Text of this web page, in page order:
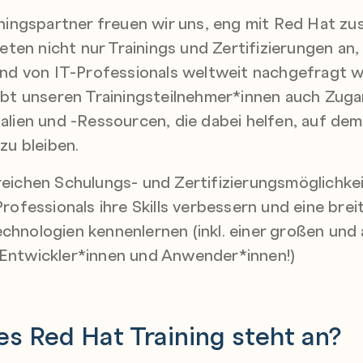
freuen wir uns, eng mit Red Hat
nicht nur Trainings und Zertifizierungen
von IT-Professionals weltweit nachgefragt
unseren Trainingsteilnehmer*innen auch
und -Ressourcen, die dabei helfen, auf
bleiben.
Schulungs- und
ihre Skills verbessern und eine
kennenlernen (inkl. einer großen und
und Anwender*innen!)
Red Hat Training steht an?